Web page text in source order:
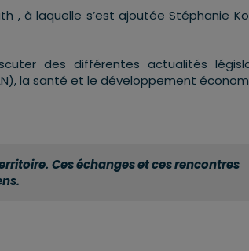
, à laquelle s’est ajoutée Stéphanie
des différentes actualités
la santé et le développement
Ces échanges et ces rencontres